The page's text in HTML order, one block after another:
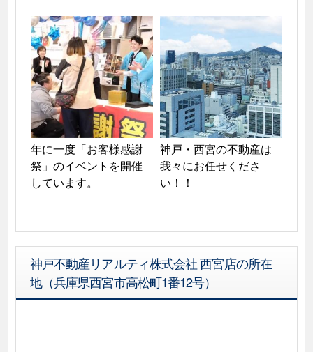
年に一度「お客様感謝
祭」のイベントを開催
しています。
神戸・西宮の不動産は
我々にお任せくださ
い！！
神戸不動産リアルティ株式会社 西宮店の所在
地（兵庫県西宮市高松町1番12号）